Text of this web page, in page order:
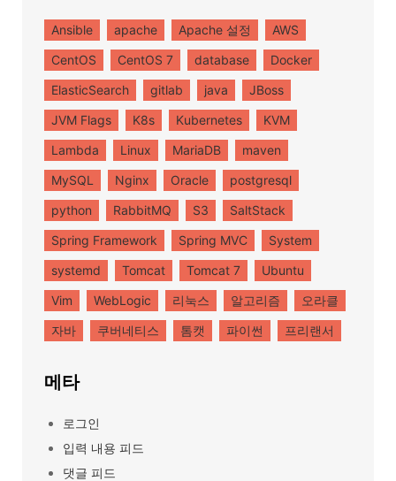
Ansible apache Apache 설정
AWS
CentOS
CentOS 7 database
Docker
ElasticSearch
gitlab java
JBoss
JVM Flags
K8s Kubernetes
KVM
Lambda
Linux MariaDB
maven
MySQL
Nginx Oracle
postgresql
python
RabbitMQ S3
SaltStack
Spring Framework
Spring MVC
System
systemd
Tomcat Tomcat 7
Ubuntu
Vim
WebLogic 리눅스 알고리즘
오라클
자바
쿠버네티스 톰캣 파이썬 프리랜서
메타
로그인
입력 내용 피드
댓글 피드